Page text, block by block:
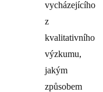
vycházejícího
z
kvalitativního
výzkumu,
jakým
způsobem